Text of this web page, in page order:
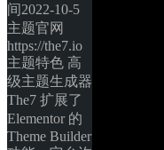
间2022-10-5
主题官网
https://the7.io
主题特色 高
级主题生成器
The7 扩展了
Elementor 的
Theme Builder